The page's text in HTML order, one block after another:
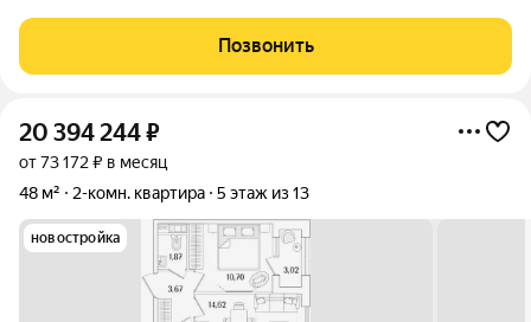
(Росстройинвест). Квартира находится в 13 этажном доме, в
Гранат - Корпус К1 на
Позвонить
20 394 244₽
от 73 172 ₽ в месяц
48 м²
2-комн. квартира 5 этаж из 13
новостройка